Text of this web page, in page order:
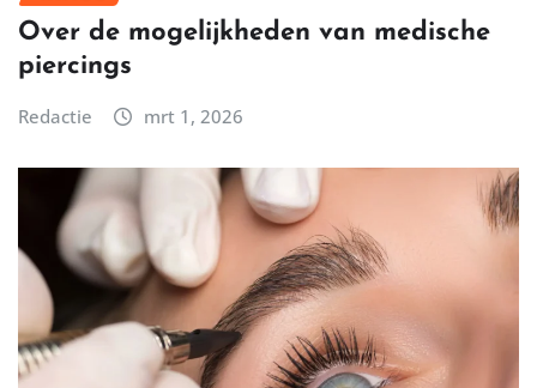
Over de mogelijkheden van medische
piercings
Redactie mrt 1, 2026